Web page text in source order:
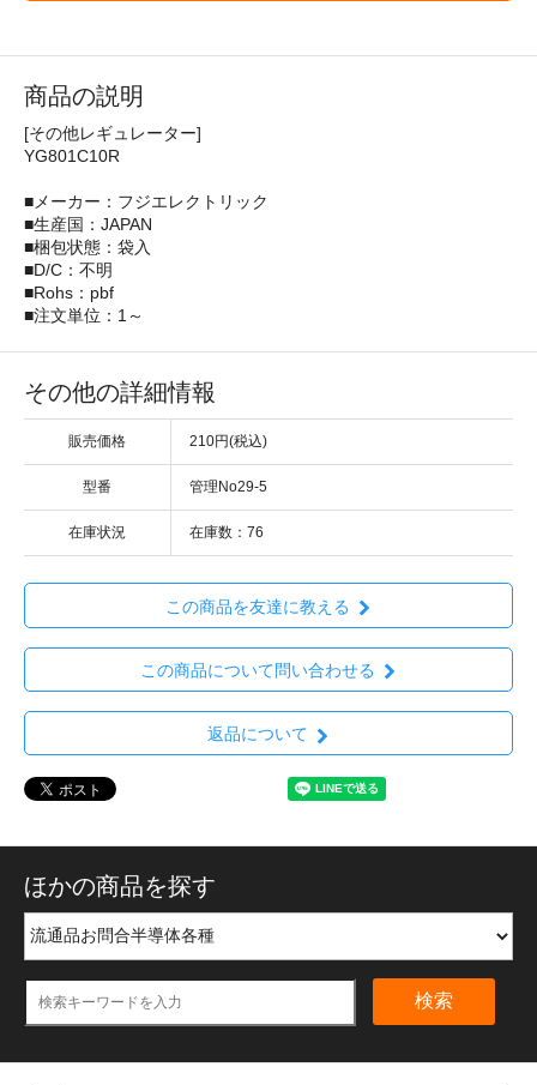
商品の説明
[その他レギュレーター]
YG801C10R
■メーカー：フジエレクトリック
■生産国：JAPAN
■梱包状態：袋入
■D/C：不明
■Rohs：pbf
■注文単位：1～
その他の詳細情報
販売価格 210円(税込)
型番 管理No29-5
在庫状況 在庫数：76
この商品を友達に教える
この商品について問い合わせる
返品について
ほかの商品を探す
検索